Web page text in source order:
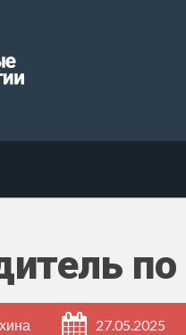
27.05.2025